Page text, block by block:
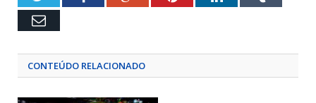
Email
CONTEÚDO RELACIONADO